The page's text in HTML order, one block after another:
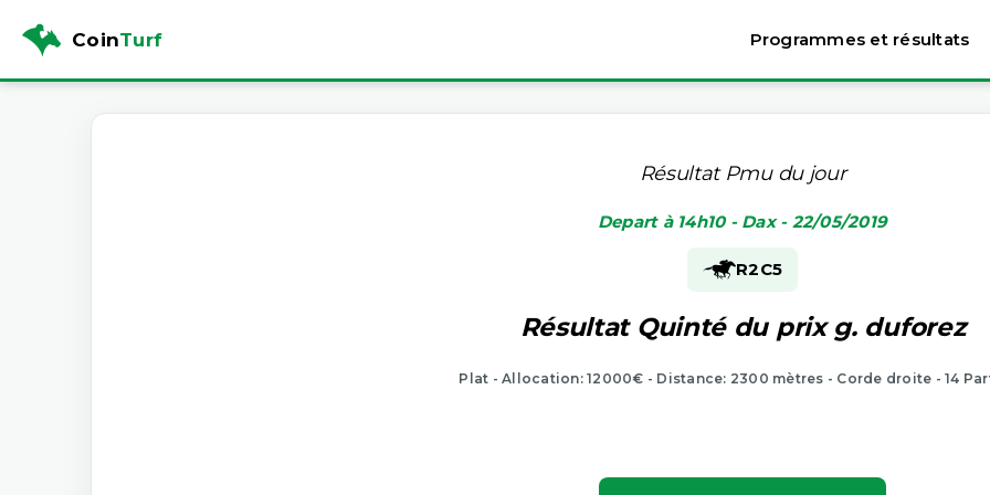
CoinTurf Programmes et résultats
Résultat Pmu du jour
Depart à 14h10 - Dax - 22/05/2019
R2C5
Résultat Quinté du prix g. duforez
Plat - Allocation: 12000€ - Distance: 2300 mètres - Corde droite - 14